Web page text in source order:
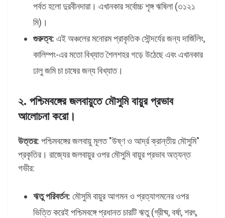
পর্বত হলো দুরবীনদারা। এখানকার সর্বোচ্চ শৃঙ্গ ঋষিলা (৩১২১
মি)।
গুরুত্ব: এই অঞ্চলের মনোরম প্রাকৃতিক সৌন্দর্যের জন্য দার্জিলিং,
কালিম্পং-এর মতো বিখ্যাত শৈলশহর গড়ে উঠেছে এবং এখানকার
ঢালু জমি চা চাষের জন্য বিখ্যাত।
২. পশ্চিমবঙ্গের জলবায়ুতে মৌসুমি বায়ুর প্রভাব
আলোচনা করো।
উত্তর: পশ্চিমবঙ্গের জলবায়ু মূলত "উষ্ণ ও আর্দ্র ক্রান্তীয় মৌসুমি"
প্রকৃতির। রাজ্যের জলবায়ুর ওপর মৌসুমি বায়ুর প্রভাব অত্যন্ত
গভীর:
ঋতু পরিবর্তন: মৌসুমি বায়ুর আগমন ও প্রত্যাগমনের ওপর
ভিত্তি করেই পশ্চিমবঙ্গে প্রধানত চারটি ঋতু (গ্রীষ্ম, বর্ষা, শরৎ,